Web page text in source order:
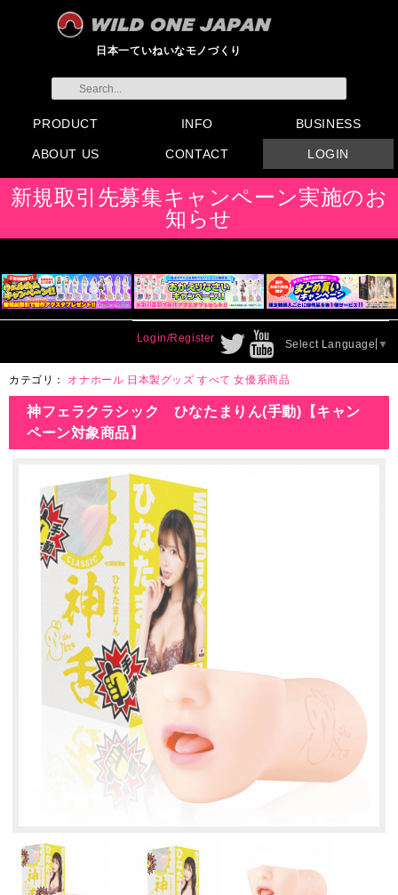
日本一ていねいなモノづくり
PRODUCT
すべてのグッズ
新製品
発売前製品
デンマ
ニップルドーム他
ローター
バイブ
オナホール
ラブドール
サポート
矯正リング
ローション
ラブサプリ
ディルド
アナル
SMグッズ
日本製グッズ
その他グッズ
INFO
製品情報
お知らせ
イベント・展示会
メディア掲載
BUSINESS
会員登録
注文方法・卸売りについ
FAX注文書
カタログ
販促物配布
代理店契約について
ABOUT US
会社概要
よくある質問
取り扱い店リスト
CONTACT
お問い合わせ
付属品販売(一般のお客様
向け)
アイディア募集
LOGIN
新規取引先募集キャンペーン実施のお
知らせ
Login/Register
Select Language ▼
カテゴリ： オナホール 日本製グッズ すべて 女優系商品
神フェラクラシック ひなたまりん(手動)【キャン
ペーン対象商品】